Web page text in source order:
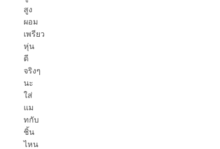
สูง
ผอม
เพรียว
หุ่น
ดี
จริงๆ
นะ
ใส่
แม
ทกับ
ชิ้น
ไหน